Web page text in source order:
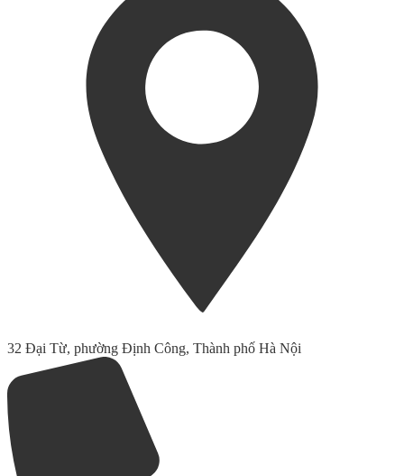
32 Đại Từ, phường Định Công, Thành phố Hà Nội